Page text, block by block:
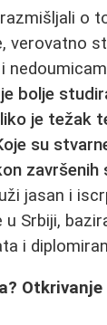
o
verovatno
bolje
je težak
su
završenih
jasan i
Srbiji,
i
Otkrivanje